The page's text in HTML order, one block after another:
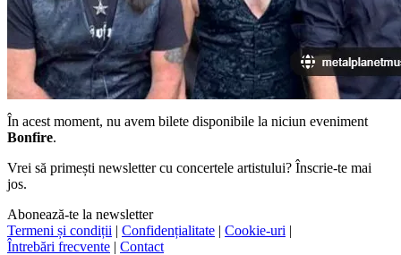
În acest moment, nu avem bilete disponibile la niciun eveniment
Bonfire.
Vrei să primești newsletter cu concertele artistului? Înscrie-te mai
jos.
Abonează-te la newsletter
Termeni și condiții | Confidențialitate | Cookie-uri |
Întrebări frecvente | Contact